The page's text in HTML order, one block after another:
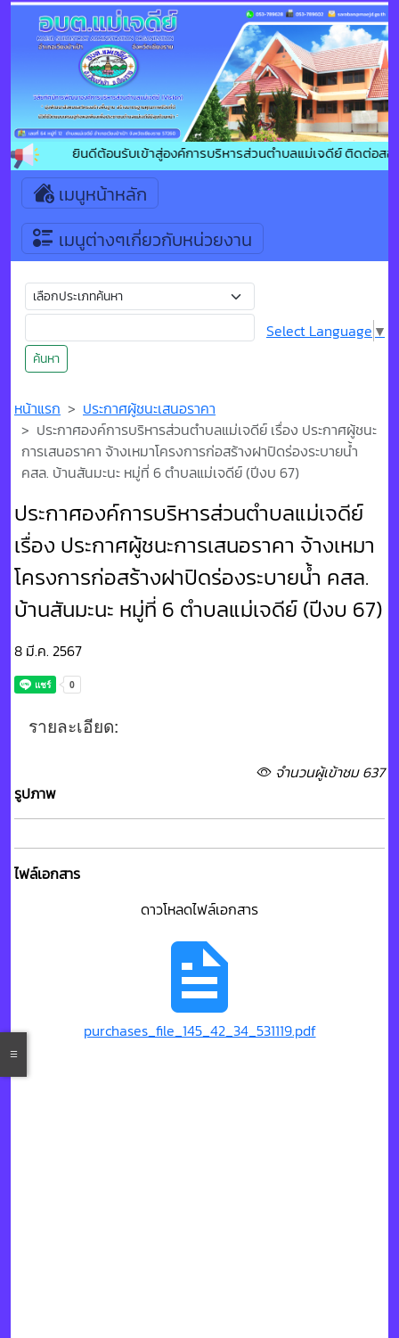
ยินดีต้อนรับเข้าสู่องค์การบริหารส่วนตำบลแม่เจดีย์ ติดต่อสอบ
เมนูหน้าหลัก
เมนูต่างๆเกี่ยวกับหน่วยงาน
ค้นหา
Select Language ▼
หน้าแรก
ประกาศผู้ชนะเสนอราคา
ประกาศองค์การบริหารส่วนตำบลแม่เจดีย์ เรื่อง ประกาศผู้ชนะ
การเสนอราคา จ้างเหมาโครงการก่อสร้างฝาปิดร่องระบายน้ำ
คสล. บ้านสันมะนะ หมู่ที่ 6 ตำบลแม่เจดีย์ (ปีงบ 67)
ประกาศองค์การบริหารส่วนตำบลแม่เจดีย์
เรื่อง ประกาศผู้ชนะการเสนอราคา จ้างเหมา
โครงการก่อสร้างฝาปิดร่องระบายน้ำ คสล.
บ้านสันมะนะ หมู่ที่ 6 ตำบลแม่เจดีย์ (ปีงบ 67)
8 มี.ค. 2567
รายละเอียด:
จำนวนผู้เข้าชม 637
รูปภาพ
ไฟล์เอกสาร
ดาวโหลดไฟล์เอกสาร
purchases_file_145_42_34_531119.pdf